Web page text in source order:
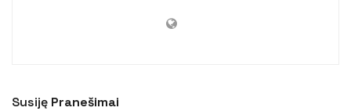
Susiję Pranešimai